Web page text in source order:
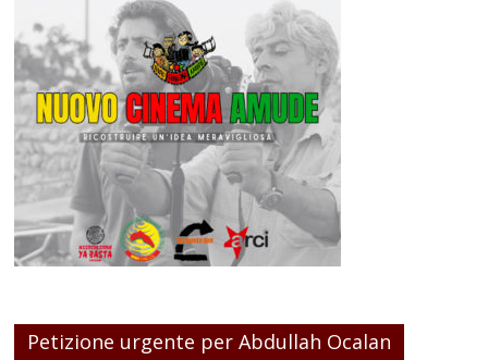
Petizione urgente per Abdullah Ocalan